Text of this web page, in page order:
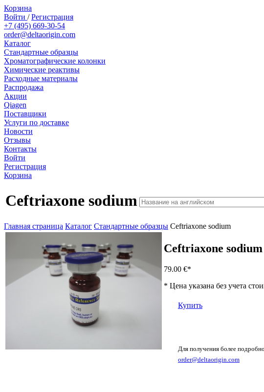
Корзина
Войти /Регистрация
+7 (495) 669-30-54
order@deltaorigin.com
Каталог
Стандартные образцы
Хроматографические колонки
Химические реактивы
Расходные материалы
Распродажа
Акции
Qiagen
Поставщики
Услуги по доставке
Новости
Отзывы
Контакты
Войти
Регистрация
Корзина
Ceftriaxone sodium
Главная страница Каталог Стандартные образцы Ceftriaxone sodium
Ceftriaxone sodium
79.00 €*
* Цена указана без учета
Купить
Для получения более
order@deltaorigin.com